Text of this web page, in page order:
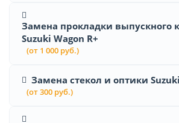
Замена прокладки выпускного
Suzuki Wagon R+
(от 1 000 руб.)
Замена стекол и оптики
(от 300 руб.)